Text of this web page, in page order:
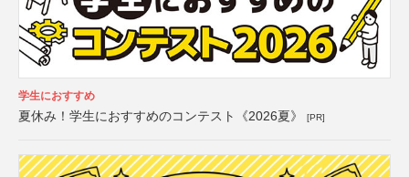
学生におすすめ
夏休み！学生におすすめのコンテスト《2026夏》 [PR]